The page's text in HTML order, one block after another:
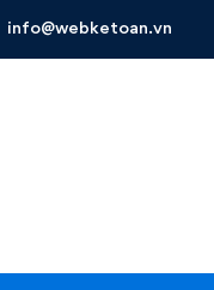
info@webketoan.vn
Hình ảnh sinh nhật